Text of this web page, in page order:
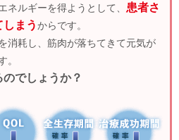
ネルギーを得ようとして、 患者さ
まうからです。
消耗し、筋肉が落ちてきて元気が
。
でしょうか？